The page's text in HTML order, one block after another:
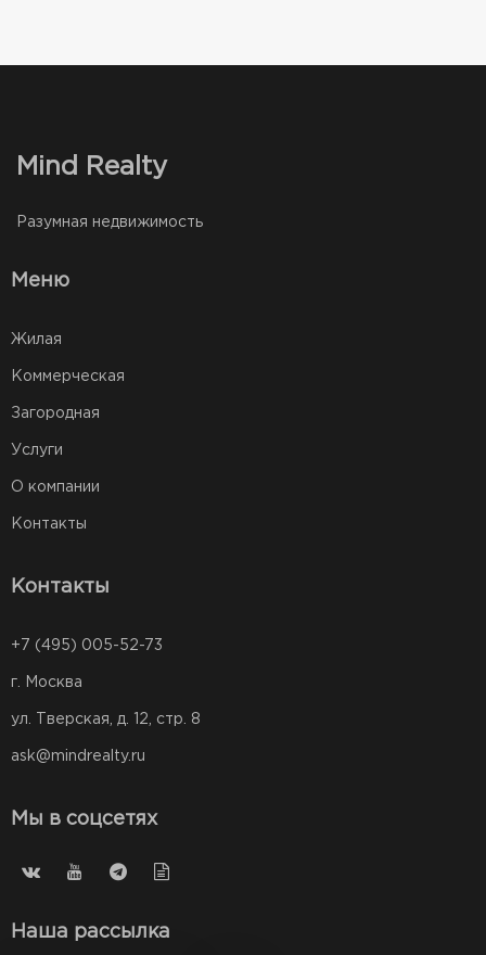
Mind Realty
Разумная недвижимость
Меню
Жилая
Коммерческая
Загородная
Услуги
О компании
Контакты
Контакты
+7 (495) 005-52-73
г. Москва
ул. Тверская, д. 12, стр. 8
ask@mindrealty.ru
Мы в соцсетях
Наша рассылка